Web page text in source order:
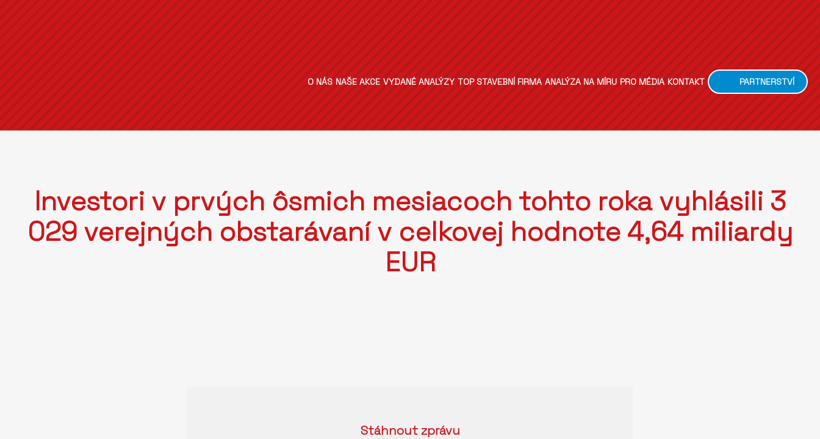
O NÁS NAŠE AKCE VYDANÉ ANALÝZY TOP STAVEBNÍ FIRMA ANALÝZA NA MÍRU PRO MÉDIA KONTAKT PARTNERSTVÍ
Investori v prvých ôsmich mesiacoch tohto roka vyhlásili 3
029 verejných obstarávaní v celkovej hodnote 4,64 miliardy
EUR
Stáhnoutzprávu